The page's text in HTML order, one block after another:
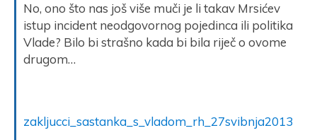
No, ono što nas još više muči je li takav Mrsićev
istup incident neodgovornog pojedinca ili politika
Vlade? Bilo bi strašno kada bi bila riječ o ovome
drugom…
zakljucci_sastanka_s_vladom_rh_27svibnja2013